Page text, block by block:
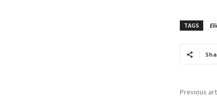
TAGS
Previous